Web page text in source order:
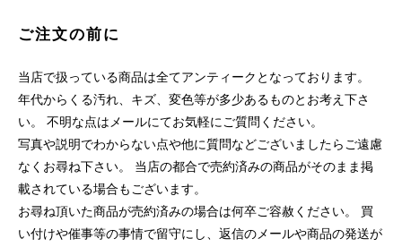
ご注文の前に
当店で扱っている商品は全てアンティークとなっております。
年代からくる汚れ、キズ、変色等が多少あるものとお考え下さ
い。 不明な点はメールにてお気軽にご質問ください。
写真や説明でわからない点や他に質問などございましたらご遠慮
なくお尋ね下さい。 当店の都合で売約済みの商品がそのまま掲
載されている場合もございます。
お尋ね頂いた商品が売約済みの場合は何卒ご容赦ください。 買
い付けや催事等の事情で留守にし、返信のメールや商品の発送が